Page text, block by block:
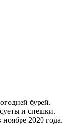
бурей.
и спешки.
2020 года.